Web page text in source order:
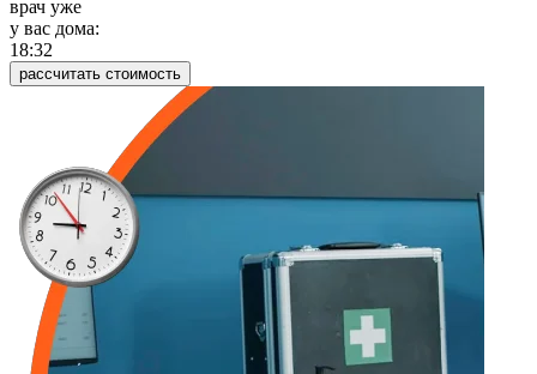
врач уже
у вас дома:
18:32
рассчитать стоимость